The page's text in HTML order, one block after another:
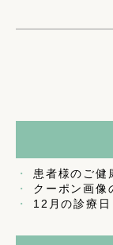
患者様のご健
クーポン画像
12月の診療日